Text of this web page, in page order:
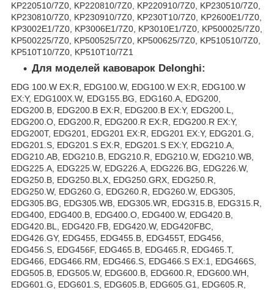
KP220510/7Z0, KP220810/7Z0, KP220910/7Z0, KP230510/7Z0,
KP230810/7Z0, KP230910/7Z0, KP230T10/7Z0, KP2600E1/7Z0,
KP3002E1/7Z0, KP3006E1/7Z0, KP3010E1/7Z0, KP500025/7Z0,
KP500225/7Z0, KP500525/7Z0, KP500625/7Z0, KP510510/7Z0,
KP510T10/7Z0, KP510T10/7Z1
Для моделей кавоварок Delonghi:
EDG 100.W EX:R, EDG100.W, EDG100.W EX:R, EDG100.W
EX:Y, EDG100X.W, EDG155.BG, EDG160.A, EDG200,
EDG200.B, EDG200.B EX:R, EDG200.B EX:Y, EDG200.L,
EDG200.O, EDG200.R, EDG200.R EX:R, EDG200.R EX:Y,
EDG200T, EDG201, EDG201 EX:R, EDG201 EX:Y, EDG201.G,
EDG201.S, EDG201.S EX:R, EDG201.S EX:Y, EDG210.A,
EDG210.AB, EDG210.B, EDG210.R, EDG210.W, EDG210.WB,
EDG225.A, EDG225.W, EDG226.A, EDG226.BG, EDG226.W,
EDG250.B, EDG250.BLX, EDG250.GRX, EDG250.R,
EDG250.W, EDG260.G, EDG260.R, EDG260.W, EDG305,
EDG305.BG, EDG305.WB, EDG305.WR, EDG315.B, EDG315.R,
EDG400, EDG400.B, EDG400.O, EDG400.W, EDG420.B,
EDG420.BL, EDG420.FB, EDG420.W, EDG420FBC,
EDG426.GY, EDG455, EDG455.B, EDG455T, EDG456,
EDG456.S, EDG456F, EDG465.B, EDG465.R, EDG465.T,
EDG466, EDG466.RM, EDG466.S, EDG466.S EX:1, EDG466S,
EDG505.B, EDG505.W, EDG600.B, EDG600.R, EDG600.WH,
EDG601.G, EDG601.S, EDG605.B, EDG605.G1, EDG605.R,